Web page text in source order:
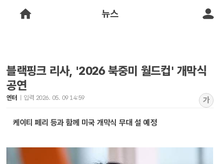
뉴스
블랙핑크 리사, '2026 북중미 월드컵' 개막식
공연
엔터 입력 2026. 05. 09 14:59 가
케이티 페리 등과 함께 미국 개막식 무대 설 예정